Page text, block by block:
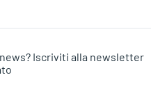
Iscriviti alla newsletter